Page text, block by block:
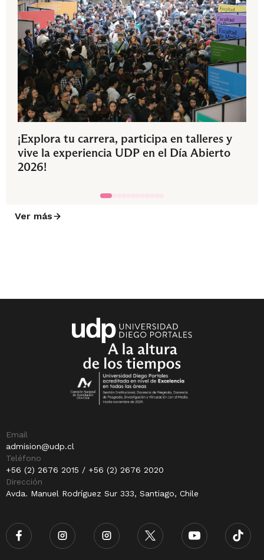
¡Explora tu carrera, participa en talleres y
vive la experiencia UDP en el Día Abierto
2026!
Ver más
Email
admision@udp.cl
Teléfono
+56 (2) 2676 2015 / +56 (2) 2676 2020
Dirección
Avda. Manuel Rodríguez Sur 333, Santiago, Chile